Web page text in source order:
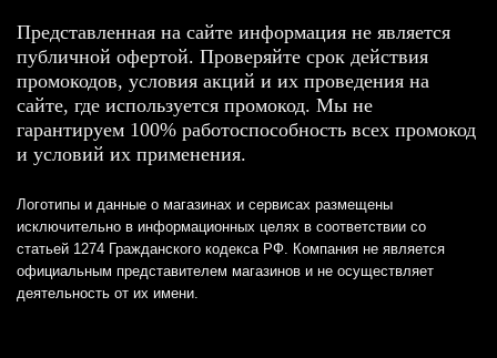
Представленная на сайте информация не является
публичной офертой. Проверяйте срок действия
промокодов, условия акций и их проведения на
сайте, где используется промокод. Мы не
гарантируем 100% работоспособность всех промокод
и условий их применения.
Логотипы и данные о магазинах и сервисах размещены
исключительно в информационных целях в соответствии со
статьей 1274 Гражданского кодекса РФ. Компания не является
официальным представителем магазинов и не осуществляет
деятельность от их имени.